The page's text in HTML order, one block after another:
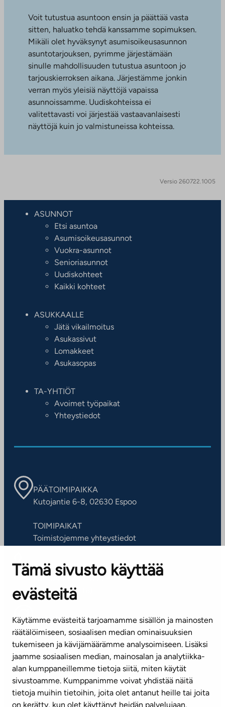
Tämä sivusto käyttää
evästeitä
Käytämme evästeitä tarjoamamme sisällön ja mainosten
räätälöimiseen, sosiaalisen median ominaisuuksien
tukemiseen ja kävijämäärämme analysoimiseen. Lisäksi
jaamme sosiaalisen median, mainosalan ja analytiikka-
alan kumppaneillemme tietoja siitä, miten käytät
sivustoamme. Kumppanimme voivat yhdistää näitä
tietoja muihin tietoihin, joita olet antanut heille tai joita
on kerätty, kun olet käyttänyt heidän palvelujaan.
Voit tutustua asuntoon ensin ja päättää vasta
sitten, haluatko tehdä kanssamme sopimuksen.
Mikäli olet hyväksynyt asumisoikeusasunnon
asuntotarjouksen, pyrimme järjestämään
sinulle mahdollisuuden tutustua asuntoon jo
tarjouskierroksen aikana. Järjestämme jonkin
verran myös yleisiä näyttöjä vapaissa
asunnoissamme. Uudiskohteissa ei
valitettavasti voi järjestää vastaavanlaisesti
näyttöjä kuin jo valmistuneissa kohteissa.
Versio 260722.1005
ASUNNOT
Etsi asuntoa
Asumisoikeusasunnot
Vuokra-asunnot
Senioriasunnot
Uudiskohteet
Kaikki kohteet
ASUKKAALLE
Jätä vikailmoitus
Asukassivut
Lomakkeet
Asukasopas
TA-YHTIÖT
Avoimet työpaikat
Yhteystiedot
PÄÄTOIMIPAIKKA
Kutojantie 6-8, 02630 Espoo
TOIMIPAIKAT
Toimistojemme yhteystiedot
ASIAKASPALVELUKESKUS
Puh. 045 7734 3777
(arkisin klo 8-16)
info@ta.fi
Tilaa uutiskirje
Mediapankki